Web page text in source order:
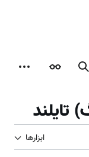
جستجوظاهر
تایلند
ابزارها